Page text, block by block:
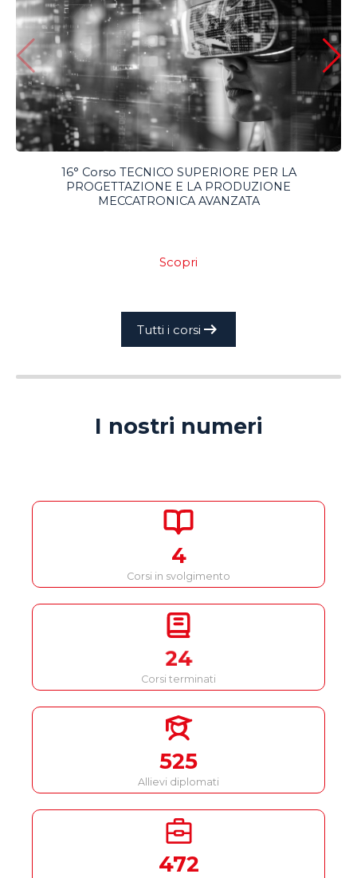
16° Corso TECNICO SUPERIORE PER LA
PROGETTAZIONE E LA PRODUZIONE
MECCATRONICA AVANZATA
Scopri
Tutti i corsi arrow_right_alt
I nostri numeri
4
Corsi in svolgimento
24
Corsi terminati
525
Allievi diplomati
472